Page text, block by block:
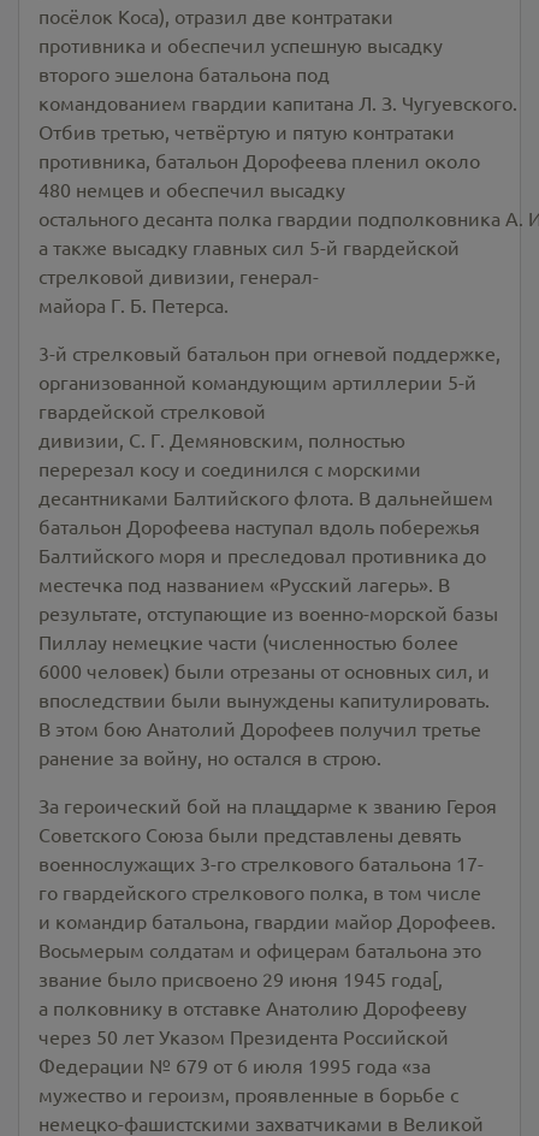
посёлок Коса), отразил две контратаки
противника и обеспечил успешную высадку
второго эшелона батальона под
командованием гвардии капитана Л. З. Чугуевского.
Отбив третью, четвёртую и пятую контратаки
противника, батальон Дорофеева пленил около
480 немцев и обеспечил высадку
остального десанта полка гвардии подполковника А.
а также высадку главных сил 5-й гвардейской
стрелковой дивизии, генерал-
майора Г. Б. Петерса.
3-й стрелковый батальон при огневой поддержке,
организованной командующим артиллерии 5-й
гвардейской стрелковой
дивизии, С. Г. Демяновским, полностью
перерезал косу и соединился с морскими
десантниками Балтийского флота. В дальнейшем
батальон Дорофеева наступал вдоль побережья
Балтийского моря и преследовал противника до
местечка под названием «Русский лагерь». В
результате, отступающие из военно-морской базы
Пиллау немецкие части (численностью более
6000 человек) были отрезаны от основных сил, и
впоследствии были вынуждены капитулировать.
В этом бою Анатолий Дорофеев получил третье
ранение за войну, но остался в строю.
За героический бой на плацдарме к званию Героя
Советского Союза были представлены девять
военнослужащих 3-го стрелкового батальона 17-
го гвардейского стрелкового полка, в том числе
и командир батальона, гвардии майор Дорофеев.
Восьмерым солдатам и офицерам батальона это
звание было присвоено 29 июня 1945 года[,
а полковнику в отставке Анатолию Дорофееву
через 50 лет Указом Президента Российской
Федерации № 679 от 6 июля 1995 года «за
мужество и героизм, проявленные в борьбе с
немецко-фашистскими захватчиками в Великой